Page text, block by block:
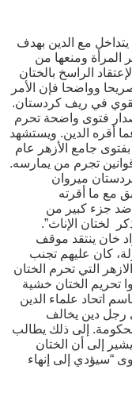
يتداخل مع الدين بهدف
سنة) بـ”تطهير المرأة ومنعها من
الراسخ بالختان
وواضحا فإن الأمر
في ريف كردستان.
فتوى واضحة تحرم
أقره الدين. ويستشهد
جامع الأزهر عام
قوانين تجرم من يمارسه.
ميروان
مع ما أقرته
ضد جزء كبير من
لختان الإناث”.
خان ينتقد موقف
كان عليهم تجنب
التي تحرم الختان
تحريم الختان خشية
اتحاد علماء الدين
رجل دين يخالف
إلى ذلك يطالب
إلى أن الختان
“سيؤدي إلى إنهاء